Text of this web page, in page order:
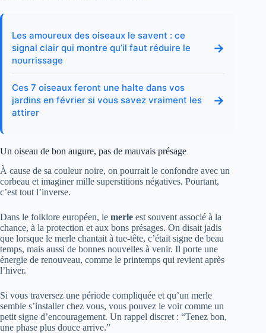
Les amoureux des oiseaux le savent : ce
signal clair qui montre qu’il faut réduire le
nourrissage
→
Ces 7 oiseaux feront une halte dans vos
jardins en février si vous savez vraiment les
attirer
→
Un oiseau de bon augure, pas de mauvais présage
À cause de sa couleur noire, on pourrait le confondre avec un
corbeau et imaginer mille superstitions négatives. Pourtant,
c’est tout l’inverse.
Dans le folklore européen, le merle est souvent associé à la
chance, à la protection et aux bons présages. On disait jadis
que lorsque le merle chantait à tue-tête, c’était signe de beau
temps, mais aussi de bonnes nouvelles à venir. Il porte une
énergie de renouveau, comme le printemps qui revient après
l’hiver.
Si vous traversez une période compliquée et qu’un merle
semble s’installer chez vous, vous pouvez le voir comme un
petit signe d’encouragement. Un rappel discret : “Tenez bon,
une phase plus douce arrive.”